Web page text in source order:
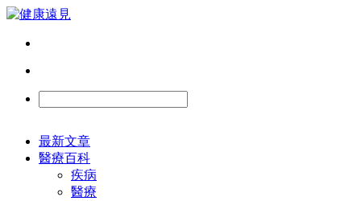
最新文章
醫療百科
疾病
醫療